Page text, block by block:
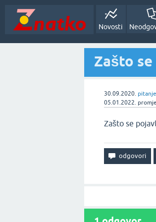
Novosti
Zašto
30.09.2020. pitanje
05.01.2022.
Zašto se